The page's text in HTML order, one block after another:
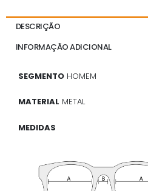
DESCRIÇÃO
INFORMAÇÃO ADICIONAL
SEGMENTO HOMEM
MATERIAL METAL
MEDIDAS